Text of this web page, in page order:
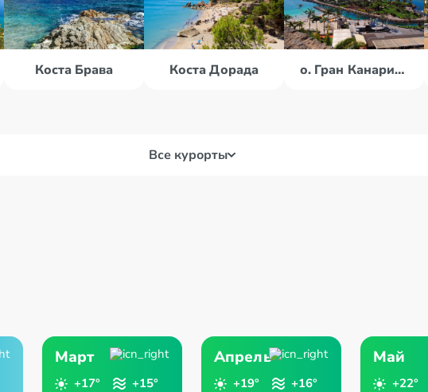
Коста Брава Коста Дорада о. Гран Канария (Канары)
Все курорты
Март
+17° +15°
Апрель
+19° +16°
Май
+22°